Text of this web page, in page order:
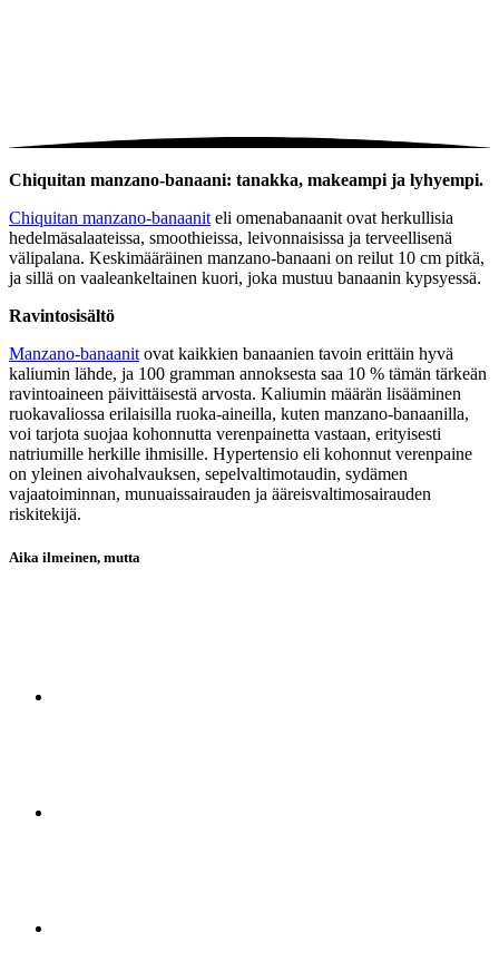
Chiquitan manzano-banaani: tanakka, makeampi ja lyhyempi.
Chiquitan manzano-banaanit eli omenabanaanit ovat herkullisia
hedelmäsalaateissa, smoothieissa, leivonnaisissa ja terveellisenä
välipalana. Keskimääräinen manzano-banaani on reilut 10 cm pitkä,
ja sillä on vaaleankeltainen kuori, joka mustuu banaanin kypsyessä.
Ravintosisältö
Manzano-banaanit ovat kaikkien banaanien tavoin erittäin hyvä
kaliumin lähde, ja 100 gramman annoksesta saa 10 % tämän tärkeän
ravintoaineen päivittäisestä arvosta. Kaliumin määrän lisääminen
ruokavaliossa erilaisilla ruoka-aineilla, kuten manzano-banaanilla,
voi tarjota suojaa kohonnutta verenpainetta vastaan, erityisesti
natriumille herkille ihmisille. Hypertensio eli kohonnut verenpaine
on yleinen aivohalvauksen, sepelvaltimotaudin, sydämen
vajaatoiminnan, munuaissairauden ja ääreisvaltimosairauden
riskitekijä.
Aika ilmeinen, mutta